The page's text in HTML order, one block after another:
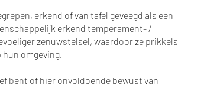
erkend of van tafel geveegd als een
erkend temperament- /
zenuwstelsel, waardoor ze prikkels
omgeving.
bent of hier onvoldoende bewust van